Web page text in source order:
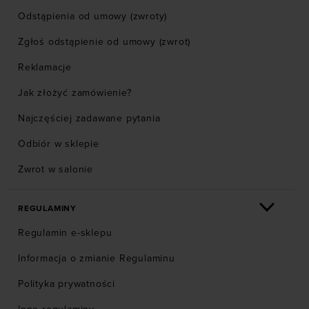
Odstąpienia od umowy (zwroty)
Zgłoś odstąpienie od umowy (zwrot)
Reklamacje
Jak złożyć zamówienie?
Najczęściej zadawane pytania
Odbiór w sklepie
Zwrot w salonie
REGULAMINY
Regulamin e-sklepu
Informacja o zmianie Regulaminu
Polityka prywatności